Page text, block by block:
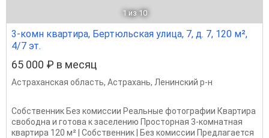
1 из 10
3-комн квартира, Бертюльская улица, 7, д. 7, 120 м²,
4/7 эт.
65 000 ₽ в месяц
Астраханская область, Астрахань, Ленинский р-н
Собственник Без комиссии Реальные фотографии Квартира
свободна и готова к заселению Просторная 3-комнатная
квартира 120 м² | Собственник | Без комиссии Предлагается